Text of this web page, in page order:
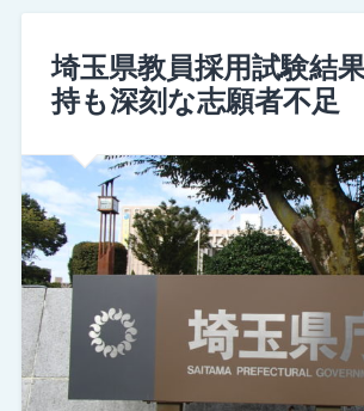
埼玉県教員採用試験結
持も深刻な志願者不足